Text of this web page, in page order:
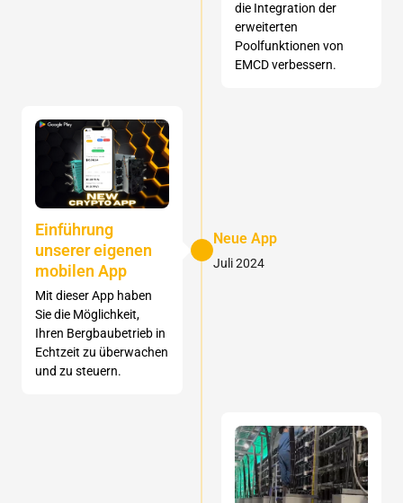
die Integration der
erweiterten
Poolfunktionen von
EMCD verbessern.
Neue App
Juli 2024
Einführung
unserer eigenen
mobilen App
Mit dieser App haben
Sie die Möglichkeit,
Ihren Bergbaubetrieb in
Echtzeit zu überwachen
und zu steuern.